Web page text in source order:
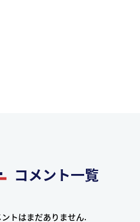
コメント一覧
ントはまだありません.